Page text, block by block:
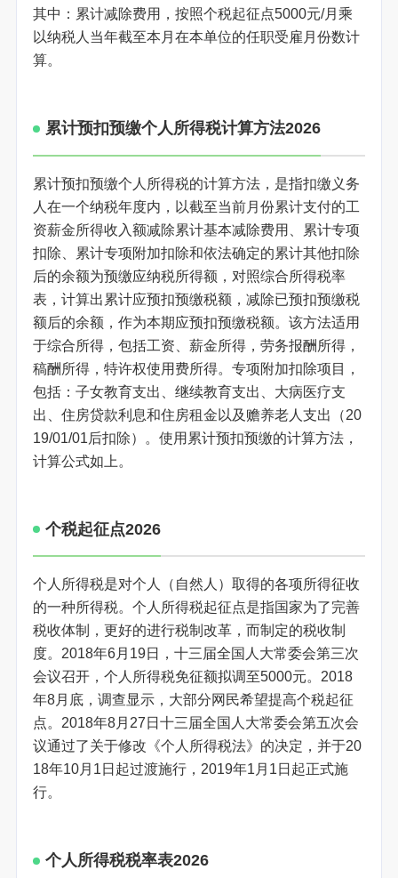
其中：累计减除费用，按照个税起征点5000元/月乘
以纳税人当年截至本月在本单位的任职受雇月份数计
算。
累计预扣预缴个人所得税计算方法2026
累计预扣预缴个人所得税的计算方法，是指扣缴义务
人在一个纳税年度内，以截至当前月份累计支付的工
资薪金所得收入额减除累计基本减除费用、累计专项
扣除、累计专项附加扣除和依法确定的累计其他扣除
后的余额为预缴应纳税所得额，对照综合所得税率
表，计算出累计应预扣预缴税额，减除已预扣预缴税
额后的余额，作为本期应预扣预缴税额。该方法适用
于综合所得，包括工资、薪金所得，劳务报酬所得，
稿酬所得，特许权使用费所得。专项附加扣除项目，
包括：子女教育支出、继续教育支出、大病医疗支
出、住房贷款利息和住房租金以及赡养老人支出（20
19/01/01后扣除）。使用累计预扣预缴的计算方法，
计算公式如上。
个税起征点2026
个人所得税是对个人（自然人）取得的各项所得征收
的一种所得税。个人所得税起征点是指国家为了完善
税收体制，更好的进行税制改革，而制定的税收制
度。2018年6月19日，十三届全国人大常委会第三次
会议召开，个人所得税免征额拟调至5000元。2018
年8月底，调查显示，大部分网民希望提高个税起征
点。2018年8月27日十三届全国人大常委会第五次会
议通过了关于修改《个人所得税法》的决定，并于20
18年10月1日起过渡施行，2019年1月1日起正式施
行。
个人所得税税率表2026